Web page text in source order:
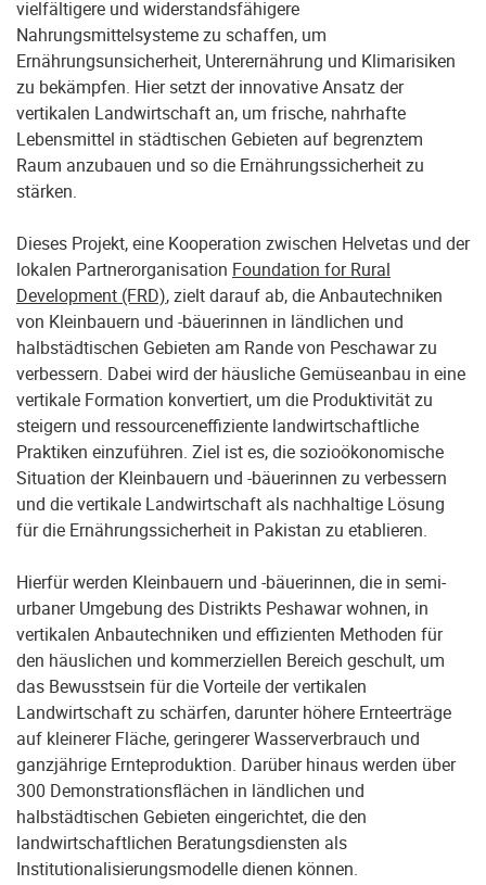
vielfältigere und widerstandsfähigere
Nahrungsmittelsysteme zu schaffen, um
Ernährungsunsicherheit, Unterernährung und Klimarisiken
zu bekämpfen. Hier setzt der innovative Ansatz der
vertikalen Landwirtschaft an, um frische, nahrhafte
Lebensmittel in städtischen Gebieten auf begrenztem
Raum anzubauen und so die Ernährungssicherheit zu
stärken.
Dieses Projekt, eine Kooperation zwischen Helvetas und der
lokalen Partnerorganisation Foundation for Rural
Development (FRD), zielt darauf ab, die Anbautechniken
von Kleinbauern und -bäuerinnen in ländlichen und
halbstädtischen Gebieten am Rande von Peschawar zu
verbessern. Dabei wird der häusliche Gemüseanbau in eine
vertikale Formation konvertiert, um die Produktivität zu
steigern und ressourceneffiziente landwirtschaftliche
Praktiken einzuführen. Ziel ist es, die sozioökonomische
Situation der Kleinbauern und -bäuerinnen zu verbessern
und die vertikale Landwirtschaft als nachhaltige Lösung
für die Ernährungssicherheit in Pakistan zu etablieren.
Hierfür werden Kleinbauern und -bäuerinnen, die in semi-
urbaner Umgebung des Distrikts Peshawar wohnen, in
vertikalen Anbautechniken und effizienten Methoden für
den häuslichen und kommerziellen Bereich geschult, um
das Bewusstsein für die Vorteile der vertikalen
Landwirtschaft zu schärfen, darunter höhere Ernteerträge
auf kleinerer Fläche, geringerer Wasserverbrauch und
ganzjährige Ernteproduktion. Darüber hinaus werden über
300 Demonstrationsflächen in ländlichen und
halbstädtischen Gebieten eingerichtet, die den
landwirtschaftlichen Beratungsdiensten als
Institutionalisierungsmodelle dienen können.